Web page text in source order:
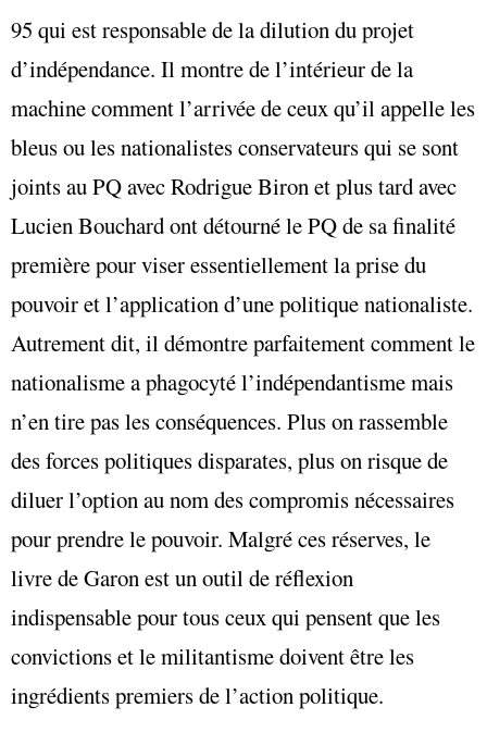
95 qui est responsable de la dilution du projet
d’indépendance. Il montre de l’intérieur de la
machine comment l’arrivée de ceux qu’il appelle les
bleus ou les nationalistes conservateurs qui se sont
joints au PQ avec Rodrigue Biron et plus tard avec
Lucien Bouchard ont détourné le PQ de sa finalité
première pour viser essentiellement la prise du
pouvoir et l’application d’une politique nationaliste.
Autrement dit, il démontre parfaitement comment le
nationalisme a phagocyté l’indépendantisme mais
n’en tire pas les conséquences. Plus on rassemble
des forces politiques disparates, plus on risque de
diluer l’option au nom des compromis nécessaires
pour prendre le pouvoir. Malgré ces réserves, le
livre de Garon est un outil de réflexion
indispensable pour tous ceux qui pensent que les
convictions et le militantisme doivent être les
ingrédients premiers de l’action politique.